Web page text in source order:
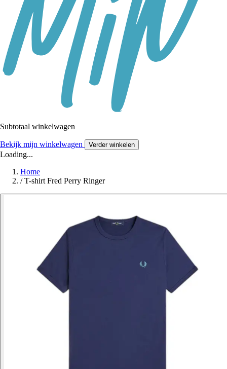
Subtotaal winkelwagen
Bekijk mijn winkelwagen Verder winkelen
Loading...
Home
/ T-shirt Fred Perry Ringer